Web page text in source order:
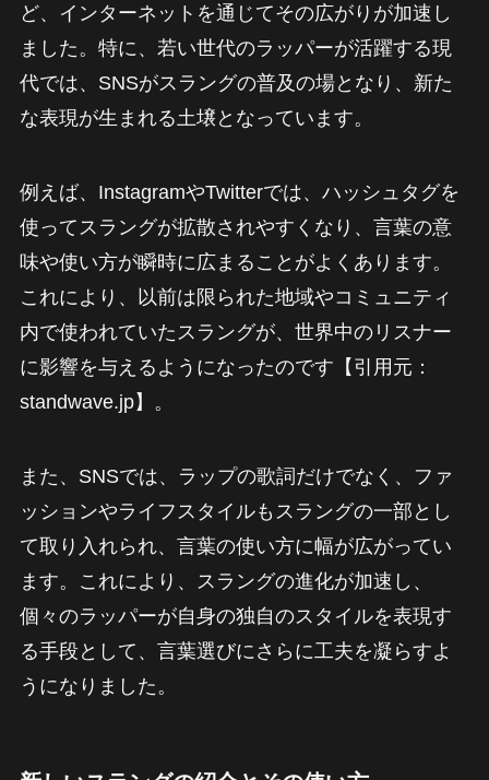
ど、インターネットを通じてその広がりが加速し
ました。特に、若い世代のラッパーが活躍する現
代では、SNSがスラングの普及の場となり、新た
な表現が生まれる土壌となっています。
例えば、InstagramやTwitterでは、ハッシュタグを
使ってスラングが拡散されやすくなり、言葉の意
味や使い方が瞬時に広まることがよくあります。
これにより、以前は限られた地域やコミュニティ
内で使われていたスラングが、世界中のリスナー
に影響を与えるようになったのです【引用元：
standwave.jp】。
また、SNSでは、ラップの歌詞だけでなく、ファ
ッションやライフスタイルもスラングの一部とし
て取り入れられ、言葉の使い方に幅が広がってい
ます。これにより、スラングの進化が加速し、
個々のラッパーが自身の独自のスタイルを表現す
る手段として、言葉選びにさらに工夫を凝らすよ
うになりました。